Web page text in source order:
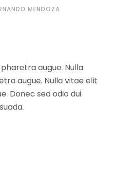
MENDOZA
augue. Nulla
augue. Nulla vitae elit
Donec sed odio dui.